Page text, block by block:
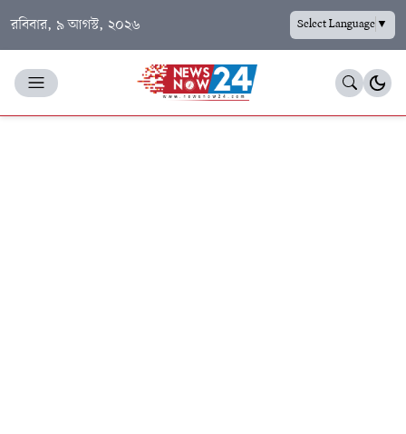
রবিবার, ৯ আগস্ট, ২০২৬ Select Language▼